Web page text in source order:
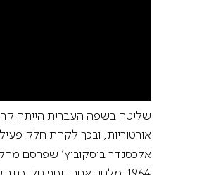
שליטה בשפה העברית הייתה
אורטוריות, ובכך לקחת חלק
אלכסנדר בוסקוביץ' שפרסם